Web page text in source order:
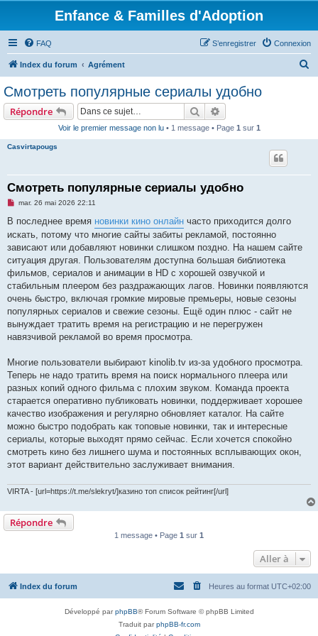
Enfance & Familles d'Adoption
FAQ Connexion
S’enregistrer
Index du forum Agrément
Смотреть популярные сериалы удобно
Répondre Rechercher
Voir le premier message non lu• 1 message • Page 1 sur 1
Casvirtapougs
Смотреть популярные сериалы удобно
M
s
a
g
e
n
o
n
l
u
mar. 26 mai 2026 22:11
В последнее время новинки кино онлайн часто приходится долго
искать, потому что многие сайты забиты рекламой, постоянно
зависают или добавляют новинки слишком поздно. На нашем сайте
ситуация другая. Пользователям доступна большая библиотека
фильмов, сериалов и анимации в HD с хорошей озвучкой и
стабильным плеером без раздражающих лагов. Новинки появляются
очень быстро, включая громкие мировые премьеры, новые сезоны
популярных сериалов и свежие сезоны. Ещё один плюс - сайт не
вынуждает тратить время на регистрацию и не перегружен
навязчивой рекламой во время просмотра.
Многие пользователи выбирают kinolib.tv из-за удобного просмотра.
Теперь не надо тратить время на поиск нормального плеера или
разных копий одного фильма с плохим звуком. Команда проекта
старается оперативно публиковать новинки, поддерживает хорошее
качество изображения и регулярно обновляет каталог. На сайте
можно быстро подобрать как топовые новинки, так и интересные
сериалы, которые выходят прямо сейчас. Если хочется спокойно
смотреть кино без лишнего шума и постоянных всплывающих окон,
этот вариант действительно заслуживает внимания.
VIRTA - [url=https://t.me/slekryt/]казино топ список рейтинг[/url]
Répondre
1 message • Page 1 sur 1
Aller à
Index du forum Heures au format UTC+02:00
Développé parphpBB® Forum Software © phpBB Limited
Traduit parphpBB-fr.com